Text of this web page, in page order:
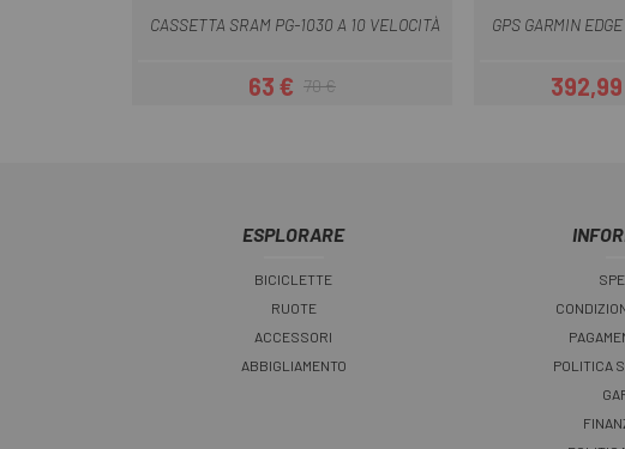
CASSETTA SRAM PG-1030 A 10 VELOCITÀ
Prezzo
63 €Prezzo base
70 €
GPS GARMIN
ESPLORARE
BICICLETTE
RUOTE
ACCESSORI
ABBIGLIAMENTO
POLITICA